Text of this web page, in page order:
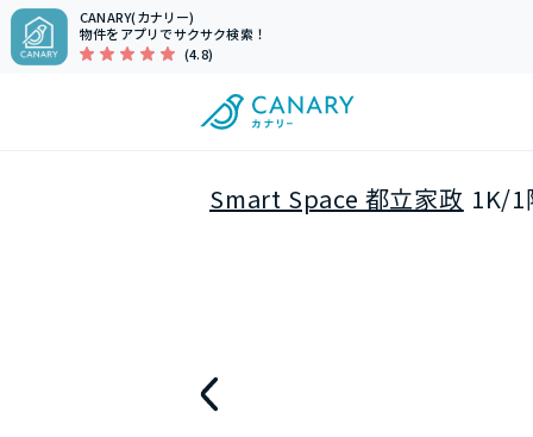
CANARY(カナリー)
物件をアプリでサクサク検索！
(4.8)
Smart Space 都立家政 1K/1